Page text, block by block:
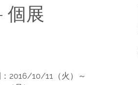
個展
2016/10/11（火）～